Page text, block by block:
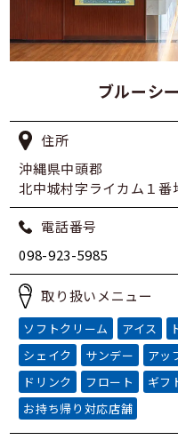
ブルーシ
住所
沖縄県中頭郡
北中城村字ライカム１番
電話番号
098-923-5985
取り扱いメニュー
ソフトクリーム アイス
シェイク
サンデー アッ
ドリンク
フロート ギフ
お持ち帰り対応店舗